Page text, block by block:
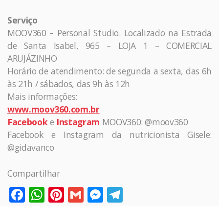
Serviço
MOOV360 – Personal Studio. Localizado na Estrada
de Santa Isabel, 965 – LOJA 1 – COMERCIAL
ARUJÁZINHO
Horário de atendimento: de segunda a sexta, das 6h
às 21h / sábados, das 9h às 12h
Mais informações:
www.moov360.com.br
Facebooke Instagram MOOV360: @moov360
Facebook e Instagram da nutricionista Gisele:
@gidavanco
Compartilhar
Facebook
WhatsApp
Pinterest
GmailMessenger